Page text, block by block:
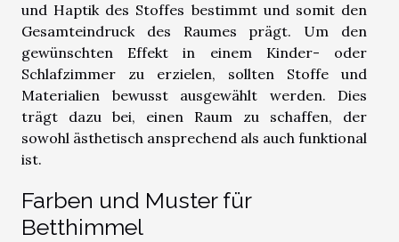
und Haptik des Stoffes bestimmt und somit den
Gesamteindruck des Raumes prägt. Um den
gewünschten Effekt in einem Kinder- oder
Schlafzimmer zu erzielen, sollten Stoffe und
Materialien bewusst ausgewählt werden. Dies
trägt dazu bei, einen Raum zu schaffen, der
sowohl ästhetisch ansprechend als auch funktional
ist.
Farben und Muster für
Betthimmel